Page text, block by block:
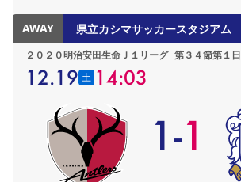
AWAY 県立カシマサッカースタジアム
２０２０明治安田生命Ｊ１リーグ 第３４節第１日
12.19 土 14:03
1-1